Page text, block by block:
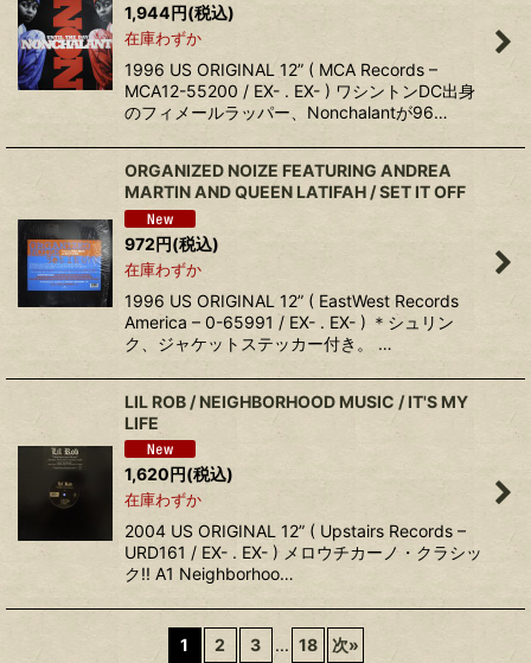
1,944円(税込)
在庫わずか
1996 US ORIGINAL 12” ( MCA Records –
MCA12-55200 / EX- . EX- ) ワシントンDC出身
のフィメールラッパー、Nonchalantが96…
ORGANIZED NOIZE FEATURING ANDREA
MARTIN AND QUEEN LATIFAH / SET IT OFF
972円(税込)
在庫わずか
1996 US ORIGINAL 12” ( EastWest Records
America – 0-65991 / EX- . EX- ) ＊シュリン
ク、ジャケットステッカー付き。 …
LIL ROB / NEIGHBORHOOD MUSIC / IT'S MY
LIFE
1,620円(税込)
在庫わずか
2004 US ORIGINAL 12” ( Upstairs Records –
URD161 / EX- . EX- ) メロウチカーノ・クラシッ
ク!! A1 Neighborhoo…
1 2 3 ... 18 次»